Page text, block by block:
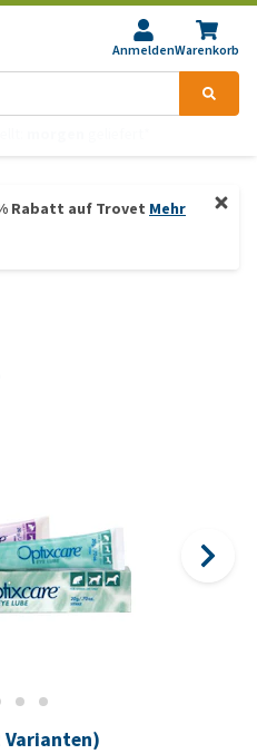
AnmeldenWarenkorb
Rabatt auf Trovet Mehr
Varianten)